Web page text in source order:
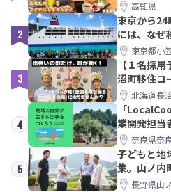
ら約10年！
高知県
2
東京から24
には、なぜ
みた東京都小
3
【１名採
沼町移住コ
す！北海道長
4
「
業開発担当
奈良県奈
5
子どもと地
集。山ノ内
校づくりを
長野県山